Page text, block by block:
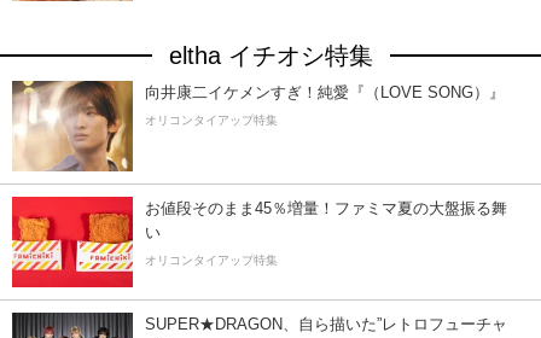
eltha イチオシ特集
向井康二イケメンすぎ！純愛『（LOVE SONG）』
オリコンタイアップ特集
お値段そのまま45％増量！ファミマ夏の大盤振る舞
い
オリコンタイアップ特集
SUPER★DRAGON、自ら描いた”レトロフューチャ